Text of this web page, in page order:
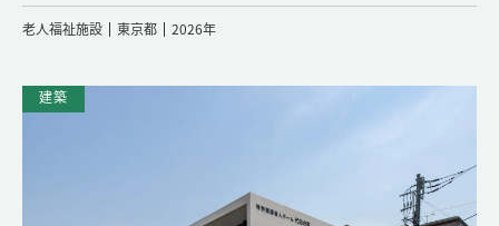
老人福祉施設 東京都 2026年